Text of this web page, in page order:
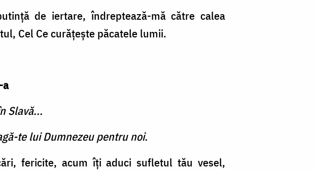
de iertare, îndreptează-mă către calea
Cel Ce curăţeşte păcatele lumii.
a
Slavă...
te lui Dumnezeu pentru noi.
fericite, acum îţi aduci sufletul tău vesel,